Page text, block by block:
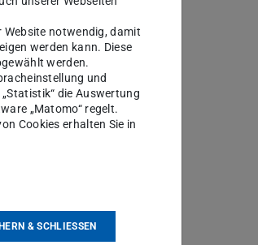
zur
ist es in
damit für
Website notwendig, damit
werden kann. Diese
werden.
und
die Auswertung
„Matomo“ regelt.
Cookies erhalten Sie in
& SCHLIESSEN